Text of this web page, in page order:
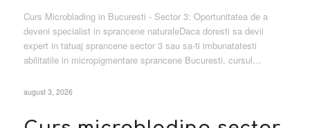
Curs Microblading in Bucuresti - Sector 3: Oportunitatea de a
deveni specialist in sprancene naturaleDaca doresti sa devii
expert in tatuaj sprancene sector 3 sau sa-ti imbunatatesti
abilitatile in micropigmentare sprancene Bucuresti, cursul…
august 3, 2026